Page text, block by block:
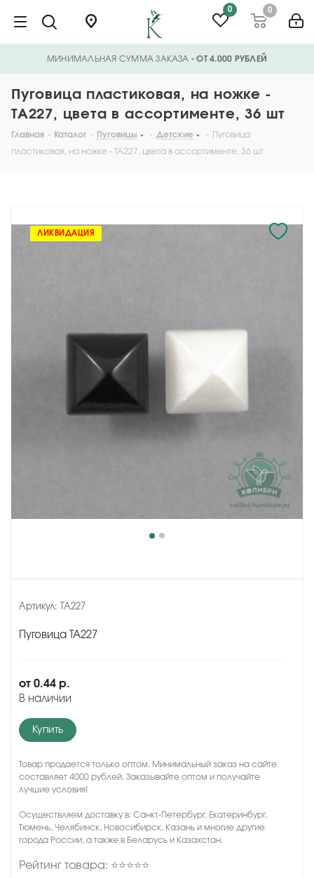
0 0
МИНИМАЛЬНАЯ СУММА ЗАКАЗА - ОТ 4.000 РУБЛЕЙ
Пуговица пластиковая, на ножке -
TA227, цвета в ассортименте, 36 шт
Главная - Каталог - Пуговицы - Детские - Пуговица
пластиковая, на ножке - TA227, цвета в ассортименте, 36 шт
ЛИКВИДАЦИЯ
Артикул: TA227
Пуговица TA227
от 0.44 р.
В наличии
Купить
Товар продается только оптом. Минимальный заказ на сайте
составляет 4000 рублей. Заказывайте оптом и получайте
лучшие условия!
Осуществляем доставку в: Санкт-Петербург, Екатеринбург,
Тюмень, Челябинск, Новосибирск, Казань и многие другие
города России, а также в Беларусь и Казахстан.
Рейтинг товара: ⭐⭐⭐⭐⭐